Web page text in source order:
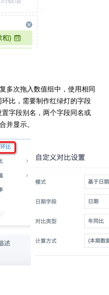
次拖入数值组中，使用相同
比，需要制作红绿灯的字段
字段别名，两个字段同名或
并显示。